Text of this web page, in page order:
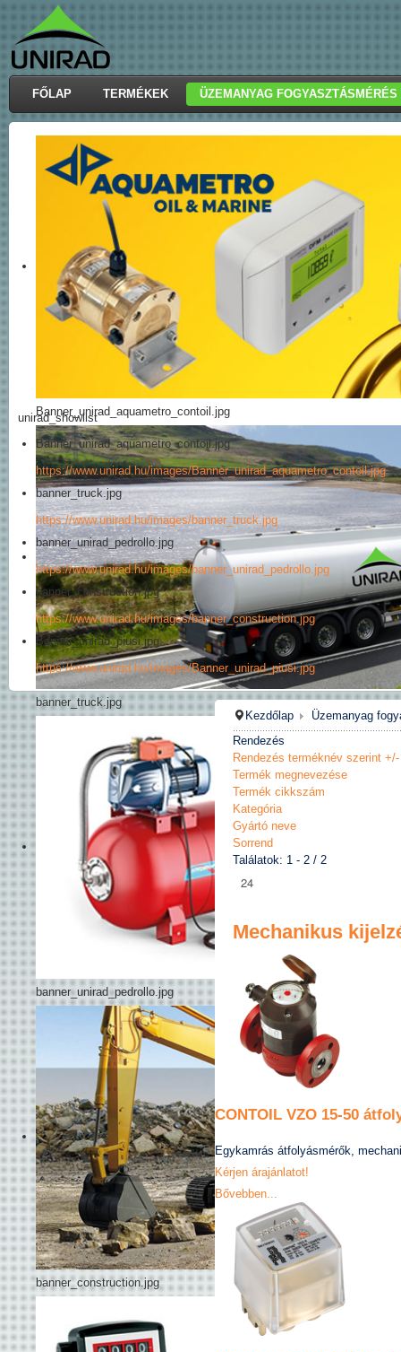
FŐLAP TERMÉKEK ÜZEMANYAG FOGYASZTÁSMÉRÉS
Banner_unirad_aquametro_contoil.jpg
banner_truck.jpg
banner_unirad_pedrollo.jpg
banner_construction.jpg
unirad_showlist
Banner_unirad_aquametro_contoil.jpg
https://www.unirad.hu/images/Banner_unirad_aquametro_contoil.jpg
banner_truck.jpg
https://www.unirad.hu/images/banner_truck.jpg
banner_unirad_pedrollo.jpg
https://www.unirad.hu/images/banner_unirad_pedrollo.jpg
banner_construction.jpg
https://www.unirad.hu/images/banner_construction.jpg
Banner_unirad_piusi.jpg
https://www.unirad.hu/images/Banner_unirad_piusi.jpg
Kezdőlap
Üzemanyag
Rendezés
Rendezés terméknév szerint +/-
Termék megnevezése
Termék cikkszám
Kategória
Gyártó neve
Sorrend
Találatok: 1 - 2 / 2
Mechanikus
CONTOIL VZO 15-50
Egykamrás átfolyásmérők,
Kérjen árajánlatot!
Bővebben...